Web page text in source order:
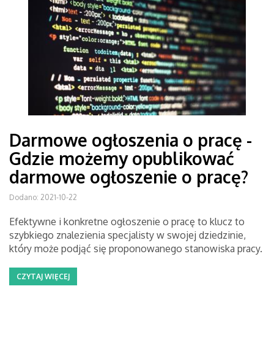
Darmowe ogłoszenia o pracę -
Gdzie możemy opublikować
darmowe ogłoszenie o pracę?
Dodano: 2021-10-22
Efektywne i konkretne ogłoszenie o pracę to klucz to
szybkiego znalezienia specjalisty w swojej dziedzinie,
który może podjąć się proponowanego stanowiska pracy.
CZYTAJ WIĘCEJ